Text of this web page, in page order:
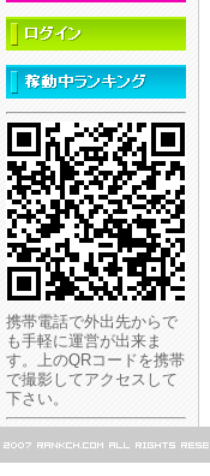
携帯電話で外出先からで
も手軽に運営が出来ま
す。上のQRコードを携帯
で撮影してアクセスして
下さい。